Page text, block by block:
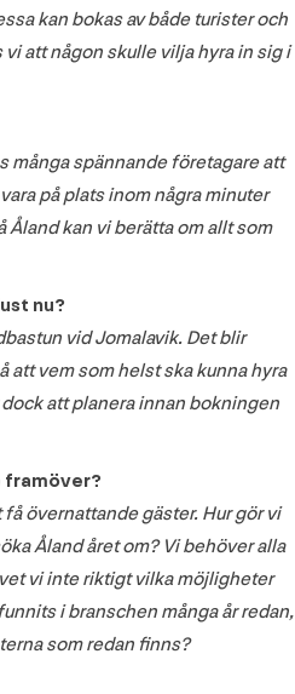
kan bokas av både turister och
att någon skulle vilja hyra in sig i
många spännande företagare att
på plats inom några minuter
Åland kan vi berätta om allt som
nu?
vid Jomalavik. Det blir
att vem som helst ska kunna hyra
att planera innan bokningen
framöver?
övernattande gäster. Hur gör vi
Åland året om? Vi behöver alla
vi inte riktigt vilka möjligheter
i branschen många år redan,
som redan finns?